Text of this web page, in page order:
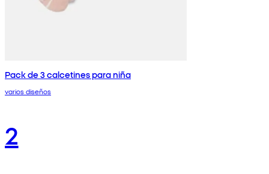
Pack de 3 calcetines para niña
varios diseños
2